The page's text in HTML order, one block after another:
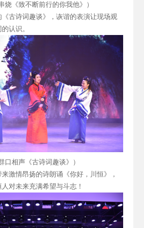
烧《致不断前行的你我他》）
《古诗词趣谈》，诙谐的表演让现场观
认识。
群口相声《古诗词趣谈》）
激情昂扬的诗朗诵《你好，川恒》，
对未来充满希望与斗志！